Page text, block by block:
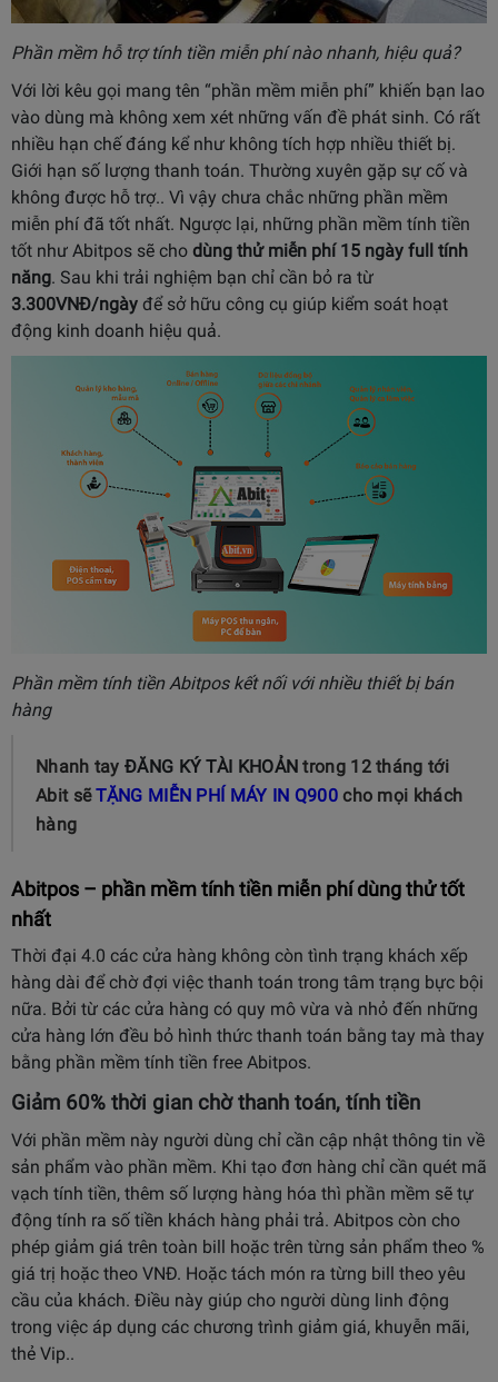
Phần mềm hỗ trợ tính tiền miễn phí nào nhanh, hiệu quả?
Với lời kêu gọi mang tên “phần mềm miễn phí” khiến bạn lao
vào dùng mà không xem xét những vấn đề phát sinh. Có rất
nhiều hạn chế đáng kể như không tích hợp nhiều thiết bị.
Giới hạn số lượng thanh toán. Thường xuyên gặp sự cố và
không được hỗ trợ.. Vì vậy chưa chắc những phần mềm
miễn phí đã tốt nhất. Ngược lại, những phần mềm tính tiền
tốt như Abitpos sẽ cho dùng thử miễn phí 15 ngày full tính
năng. Sau khi trải nghiệm bạn chỉ cần bỏ ra từ
3.300VNĐ/ngày để sở hữu công cụ giúp kiểm soát hoạt
động kinh doanh hiệu quả.
Phần mềm tính tiền Abitpos kết nối với nhiều thiết bị bán
hàng
Nhanh tay ĐĂNG KÝ TÀI KHOẢN trong 12 tháng tới
Abit sẽ TẶNG MIỄN PHÍ MÁY IN Q900 cho mọi khách
hàng
Abitpos – phần mềm tính tiền miễn phí dùng thử tốt
nhất
Thời đại 4.0 các cửa hàng không còn tình trạng khách xếp
hàng dài để chờ đợi việc thanh toán trong tâm trạng bực bội
nữa. Bởi từ các cửa hàng có quy mô vừa và nhỏ đến những
cửa hàng lớn đều bỏ hình thức thanh toán bằng tay mà thay
bằng phần mềm tính tiền free Abitpos.
Giảm 60% thời gian chờ thanh toán, tính tiền
Với phần mềm này người dùng chỉ cần cập nhật thông tin về
sản phẩm vào phần mềm. Khi tạo đơn hàng chỉ cần quét mã
vạch tính tiền, thêm số lượng hàng hóa thì phần mềm sẽ tự
động tính ra số tiền khách hàng phải trả. Abitpos còn cho
phép giảm giá trên toàn bill hoặc trên từng sản phẩm theo %
giá trị hoặc theo VNĐ. Hoặc tách món ra từng bill theo yêu
cầu của khách. Điều này giúp cho người dùng linh động
trong việc áp dụng các chương trình giảm giá, khuyễn mãi,
thẻ Vip..